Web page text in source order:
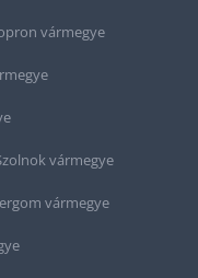
vármegye
vármegye
vármegye